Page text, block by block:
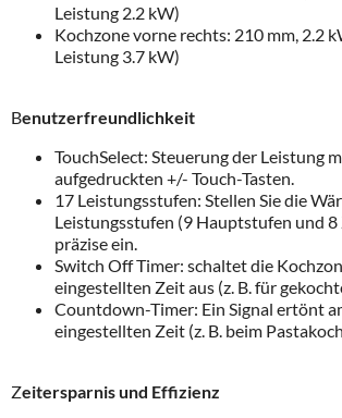
Leistung 2.2 kW)
Kochzone vorne rechts: 210 mm, 2.2
Leistung 3.7 kW)
Benutzerfreundlichkeit
TouchSelect: Steuerung der Leistung
aufgedruckten +/- Touch-Tasten.
17 Leistungsstufen: Stellen Sie die
Leistungsstufen (9 Hauptstufen und
präzise ein.
Switch Off Timer: schaltet die
eingestellten Zeit aus (z. B. für
Countdown-Timer: Ein Signal ertönt
eingestellten Zeit (z. B. beim
Zeitersparnis und Effizienz